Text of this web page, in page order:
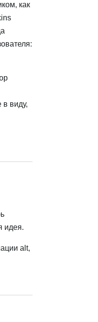
как
в виду,
идея.
alt,